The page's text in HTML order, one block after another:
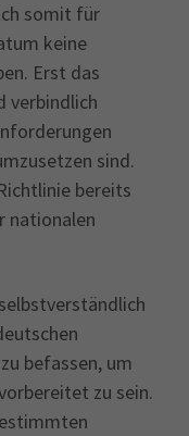
somit für
keine
Erst das
verbindlich
sind.
bereits
nationalen
befassen, um
zu sein.